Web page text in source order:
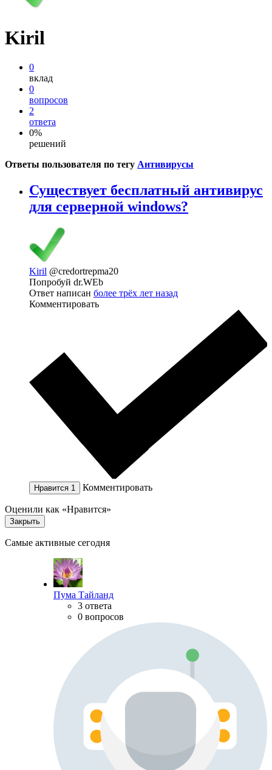
Kiril
0
вклад
0
вопросов
2
ответа
0%
решений
Ответы пользователя по тегу Антивирусы
Существует бесплатный антивирус
для серверной windows?
Kiril @credortrepma20
Попробуй dr.WEb
Ответ написан более трёх лет назад
Комментировать
Нравится 1 Комментировать
Оценили как «Нравится»
Закрыть
Самые активные сегодня
Пума Тайланд
3 ответа
0 вопросов